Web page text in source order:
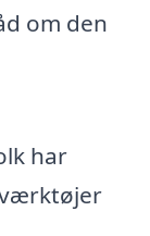
om den
har